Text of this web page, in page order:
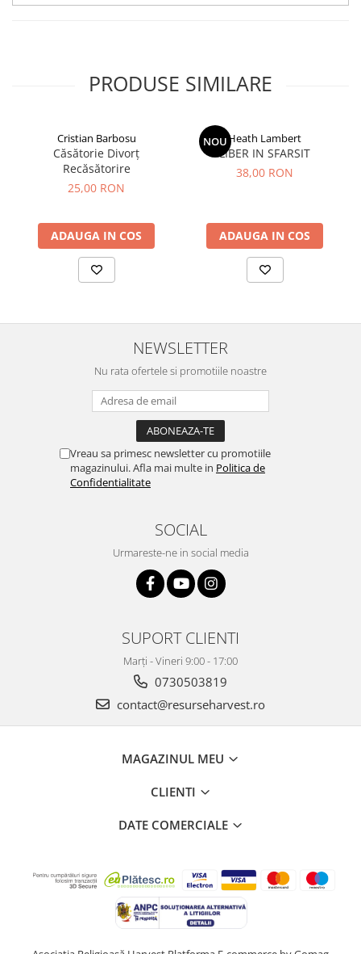
PRODUSE SIMILARE
Cristian Barbosu
Căsătorie Divorț
Recăsătorire
25,00 RON
ADAUGA IN COS
NOUHeath Lambert
LIBER IN SFARSIT
38,00 RON
ADAUGA IN COS
NEWSLETTER
Nu rata ofertele si promotiile noastre
Vreau sa primesc newsletter cu promotiile
magazinului. Afla mai multe in Politica de
Confidentialitate
SOCIAL
Urmareste-ne in social media
SUPORT CLIENTI
Marți - Vineri 9:00 - 17:00
0730503819
contact@resurseharvest.ro
MAGAZINUL MEU
CLIENTI
DATE COMERCIALE